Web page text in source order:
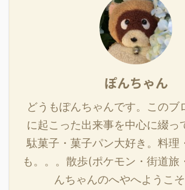
ぽんちゃん
どうもぽんちゃんです。このブ
に起こった出来事を中心に綴っ
駄菓子・菓子パン大好き。料理
も。。。散歩(ポケモン・街道旅
んちゃんのへやへようこそ